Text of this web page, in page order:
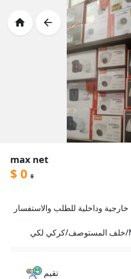
max net
$ 0 0
خارجية وداخلية للطلب والاستفسار
تقيم